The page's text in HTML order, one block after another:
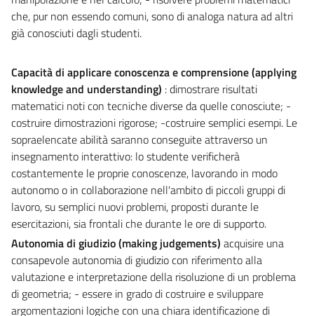
che, pur non essendo comuni, sono di analoga natura ad altri
già conosciuti dagli studenti.
Capacità di applicare conoscenza e comprensione (applying
knowledge and understanding) : dimostrare risultati
matematici noti con tecniche diverse da quelle conosciute; -
costruire dimostrazioni rigorose; -costruire semplici esempi. Le
sopraelencate abilità saranno conseguite attraverso un
insegnamento interattivo: lo studente verificherà
costantemente le proprie conoscenze, lavorando in modo
autonomo o in collaborazione nell'ambito di piccoli gruppi di
lavoro, su semplici nuovi problemi, proposti durante le
esercitazioni, sia frontali che durante le ore di supporto.
Autonomia di giudizio (making judgements) acquisire una
consapevole autonomia di giudizio con riferimento alla
valutazione e interpretazione della risoluzione di un problema
di geometria; - essere in grado di costruire e sviluppare
argomentazioni logiche con una chiara identificazione di